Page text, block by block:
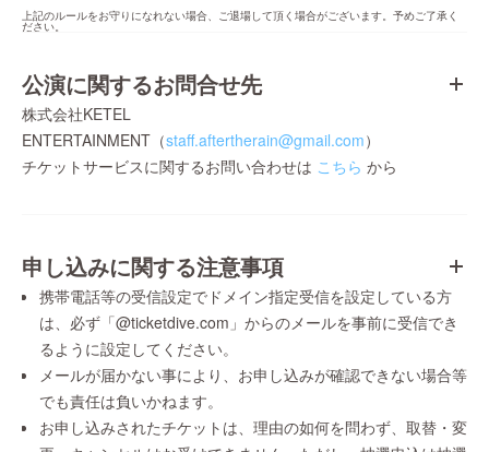
上記のルールをお守りになれない場合、ご退場して頂く場合がございます。予めご了承く
ださい。
公演に関するお問合せ先
株式会社KETEL
ENTERTAINMENT（staff.aftertherain@gmail.com）
チケットサービスに関するお問い合わせは こちら から
申し込みに関する注意事項
携帯電話等の受信設定でドメイン指定受信を設定している方
は、必ず「@ticketdive.com」からのメールを事前に受信でき
るように設定してください。
メールが届かない事により、お申し込みが確認できない場合等
でも責任は負いかねます。
お申し込みされたチケットは、理由の如何を問わず、取替・変